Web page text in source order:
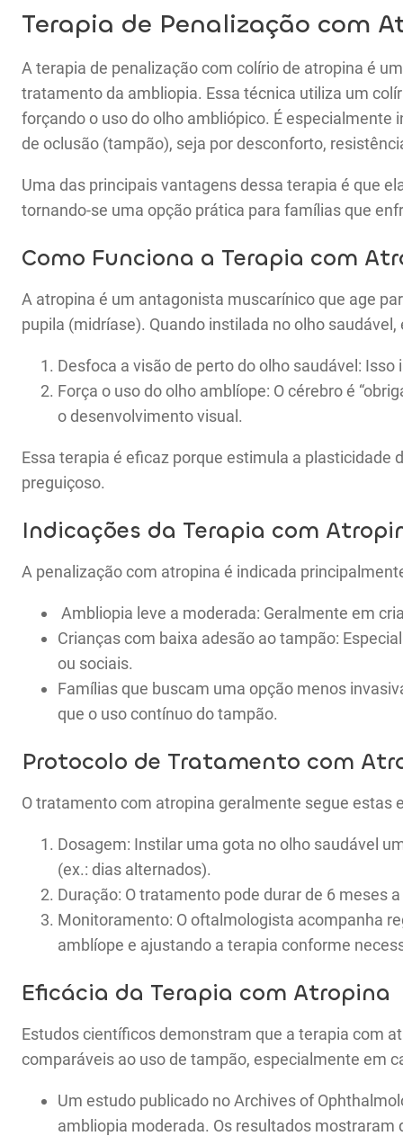
Terapia de Penalização com
A terapia de penalização com colírio de atropina é
tratamento da ambliopia. Essa técnica utiliza um
forçando o uso do olho ambliópico. É
de oclusão (tampão), seja por desconforto,
Uma das principais vantagens dessa terapia é que
tornando-se uma opção prática para famílias que
Como Funciona a Terapia com
A atropina é um antagonista muscarínico que age
pupila (midríase). Quando instilada no olho saudável,
Desfoca a visão de perto do olho saudável:
Força o uso do olho amblíope: O cérebro é
o desenvolvimento visual.
Essa terapia é eficaz porque estimula a
preguiçoso.
Indicações da Terapia com
A penalização com atropina é indicada
Ambliopia leve a moderada: Geralmente em
Crianças com baixa adesão ao tampão:
ou sociais.
Famílias que buscam uma opção menos
que o uso contínuo do tampão.
Protocolo de Tratamento com
O tratamento com atropina geralmente segue estas
Dosagem: Instilar uma gota no olho saudável
(ex.: dias alternados).
Duração: O tratamento pode durar de 6 meses
Monitoramento: O oftalmologista acompanha
amblíope e ajustando a terapia conforme
Eficácia da Terapia com Atropina
Estudos científicos demonstram que a terapia com
comparáveis ao uso de tampão, especialmente em
Um estudo publicado no Archives of
ambliopia moderada. Os resultados